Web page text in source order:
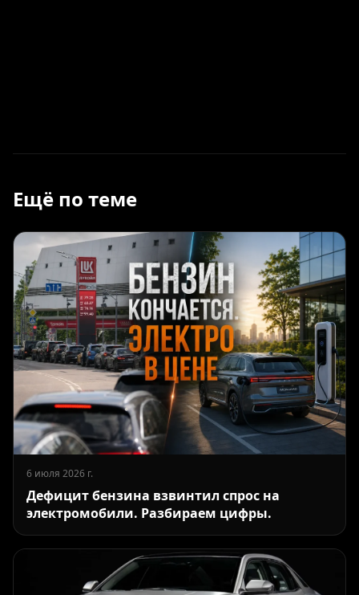
Ещё по теме
6 июля 2026 г.
Дефицит бензина взвинтил спрос на
электромобили. Разбираем цифры.